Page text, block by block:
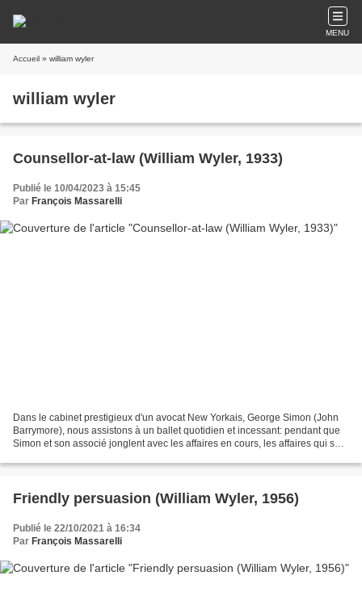
MENU
Accueil » william wyler
william wyler
Counsellor-at-law (William Wyler, 1933)
Publié le 10/04/2023 à 15:45
Par François Massarelli
Dans le cabinet prestigieux d'un avocat New Yorkais, George Simon (John
Barrymore), nous assistons à un ballet quotidien et incessant: pendant que
Simon et son associé jonglent avec les affaires en cours, les affaires qui se
Friendly persuasion (William Wyler, 1956)
Publié le 22/10/2021 à 16:34
Par François Massarelli